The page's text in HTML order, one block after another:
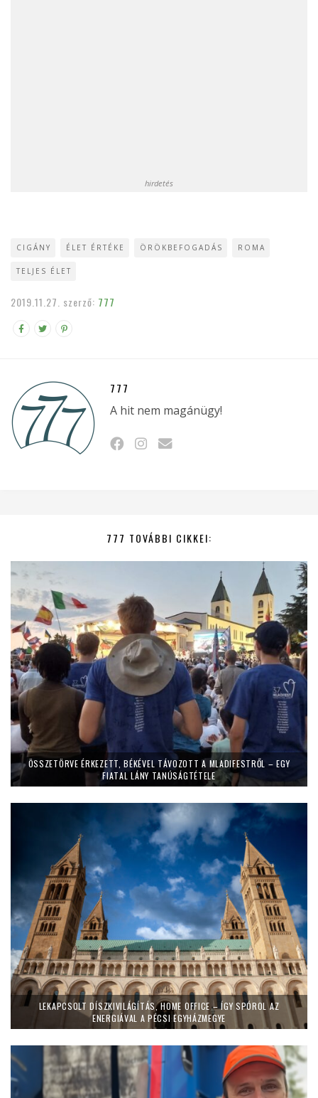
hirdetés
CIGÁNY ÉLET ÉRTÉKE ÖRÖKBEFOGADÁS ROMA
TELJES ÉLET
2019.11.27. szerző: 777
777
A hit nem magánügy!
777 TOVÁBBI CIKKEI:
ÖSSZETÖRVE ÉRKEZETT, BÉKÉVEL TÁVOZOTT A MLADIFESTRŐL – EGY
FIATAL LÁNY TANÚSÁGTÉTELE
LEKAPCSOLT DÍSZKIVILÁGÍTÁS, HOME OFFICE – ÍGY SPÓROL AZ
ENERGIÁVAL A PÉCSI EGYHÁZMEGYE